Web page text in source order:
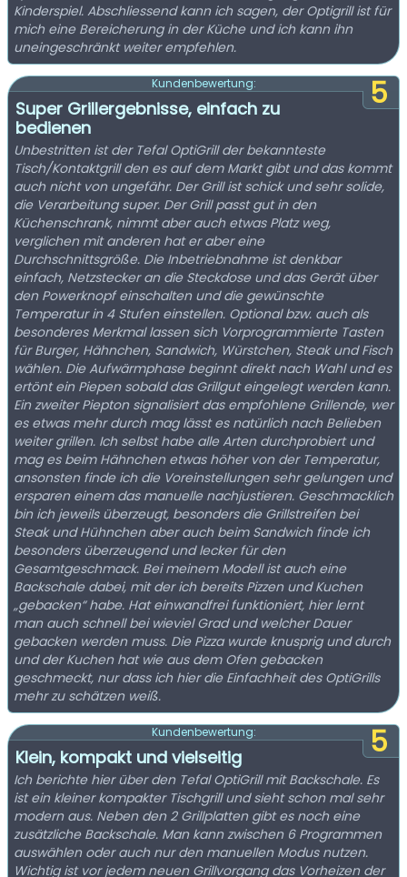
Kinderspiel. Abschliessend kann ich sagen, der Optigrill ist für
mich eine Bereicherung in der Küche und ich kann ihn
uneingeschränkt weiter empfehlen.
5
Kundenbewertung:
Super Grillergebnisse, einfach zu
bedienen
Unbestritten ist der Tefal OptiGrill der bekannteste
Tisch/Kontaktgrill den es auf dem Markt gibt und das kommt
auch nicht von ungefähr. Der Grill ist schick und sehr solide,
die Verarbeitung super. Der Grill passt gut in den
Küchenschrank, nimmt aber auch etwas Platz weg,
verglichen mit anderen hat er aber eine
Durchschnittsgröße. Die Inbetriebnahme ist denkbar
einfach, Netzstecker an die Steckdose und das Gerät über
den Powerknopf einschalten und die gewünschte
Temperatur in 4 Stufen einstellen. Optional bzw. auch als
besonderes Merkmal lassen sich Vorprogrammierte Tasten
für Burger, Hähnchen, Sandwich, Würstchen, Steak und Fisch
wählen. Die Aufwärmphase beginnt direkt nach Wahl und es
ertönt ein Piepen sobald das Grillgut eingelegt werden kann.
Ein zweiter Piepton signalisiert das empfohlene Grillende, wer
es etwas mehr durch mag lässt es natürlich nach Belieben
weiter grillen. Ich selbst habe alle Arten durchprobiert und
mag es beim Hähnchen etwas höher von der Temperatur,
ansonsten finde ich die Voreinstellungen sehr gelungen und
ersparen einem das manuelle nachjustieren. Geschmacklich
bin ich jeweils überzeugt, besonders die Grillstreifen bei
Steak und Hühnchen aber auch beim Sandwich finde ich
besonders überzeugend und lecker für den
Gesamtgeschmack. Bei meinem Modell ist auch eine
Backschale dabei, mit der ich bereits Pizzen und Kuchen
„gebacken“ habe. Hat einwandfrei funktioniert, hier lernt
man auch schnell bei wieviel Grad und welcher Dauer
gebacken werden muss. Die Pizza wurde knusprig und durch
und der Kuchen hat wie aus dem Ofen gebacken
geschmeckt, nur dass ich hier die Einfachheit des OptiGrills
mehr zu schätzen weiß.
5
Kundenbewertung:
Klein, kompakt und vielseitig
Ich berichte hier über den Tefal OptiGrill mit Backschale. Es
ist ein kleiner kompakter Tischgrill und sieht schon mal sehr
modern aus. Neben den 2 Grillplatten gibt es noch eine
zusätzliche Backschale. Man kann zwischen 6 Programmen
auswählen oder auch nur den manuellen Modus nutzen.
Wichtig ist vor jedem neuen Grillvorgang das Vorheizen der